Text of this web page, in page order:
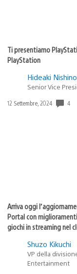
Ti presentiamo
PlayStation
Hideaki Nishino
Senior Vice
Data
12 Settembre, 2024 4
Arriva oggi
Portal con
giochi in streaming nel
Shuzo Kikuchi
VP della
Entertainment